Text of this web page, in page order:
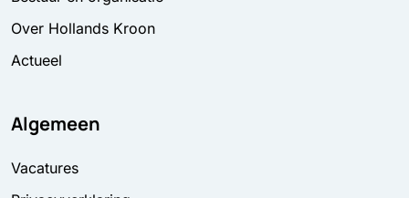
Over Hollands Kroon
Actueel
Algemeen
Vacatures